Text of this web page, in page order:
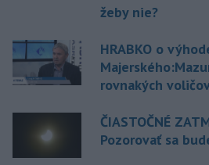
žeby nie?
HRABKO o
rovnakých
ČIASTOČNÉ
Pozorovať sa